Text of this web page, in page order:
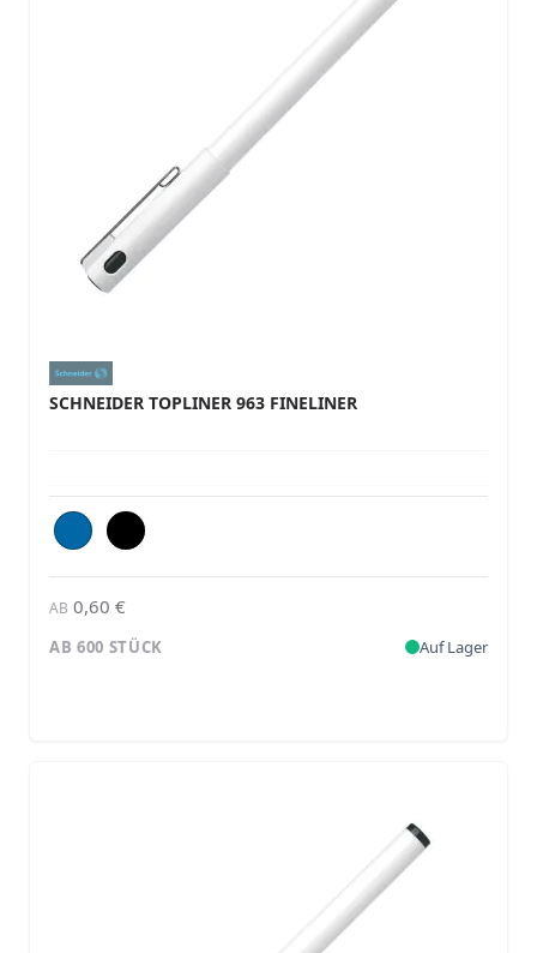
SCHNEIDER TOPLINER 963 FINELINER
AB 0,60 €
AB 600 STÜCK Auf Lager